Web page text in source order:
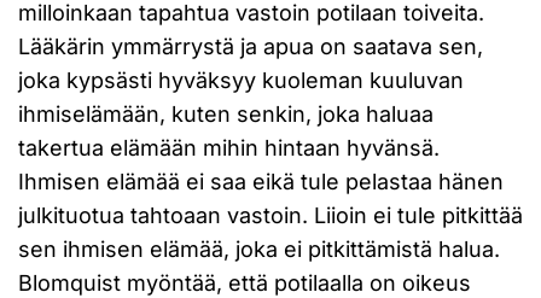
milloinkaan tapahtua vastoin potilaan toiveita.
Lääkärin ymmärrystä ja apua on saatava sen,
joka kypsästi hyväksyy kuoleman kuuluvan
ihmiselämään, kuten senkin, joka haluaa
takertua elämään mihin hintaan hyvänsä.
Ihmisen elämää ei saa eikä tule pelastaa hänen
julkituotua tahtoaan vastoin. Liioin ei tule pitkittää
sen ihmisen elämää, joka ei pitkittämistä halua.
Blomquist myöntää, että potilaalla on oikeus